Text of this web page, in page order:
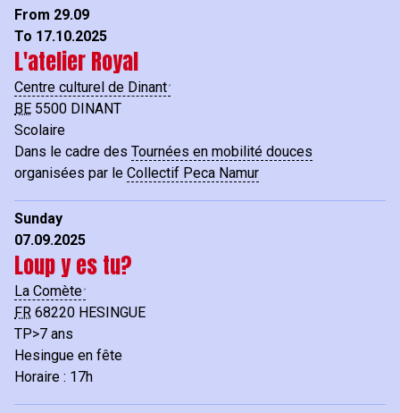
From 29.09
To 17.10.2025
L'atelier Royal
Centre culturel de Dinant
BE 5500 DINANT
Scolaire
Dans le cadre des Tournées en mobilité douces
organisées par le Collectif Peca Namur
Sunday
07.09.2025
Loup y es tu?
La Comète
FR 68220 HESINGUE
TP>7 ans
Hesingue en fête
Horaire : 17h